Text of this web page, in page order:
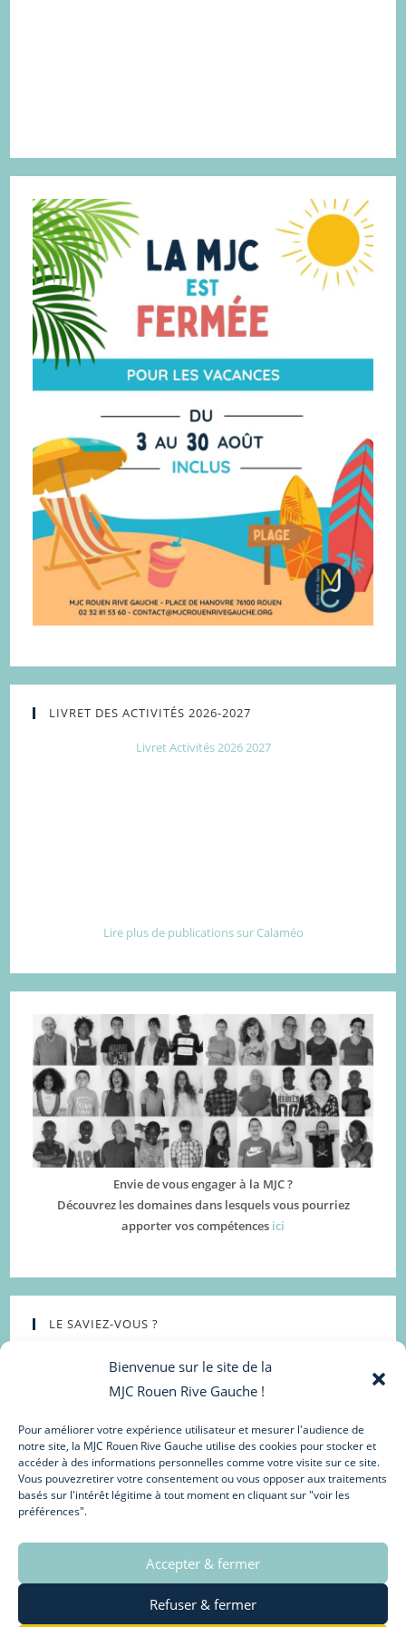
Bienvenue sur le site de la
MJC Rouen Rive Gauche !
Pour améliorer votre expérience utilisateur et mesurer l'audience de
notre site, la MJC Rouen Rive Gauche utilise des cookies pour stocker et
accéder à des informations personnelles comme votre visite sur ce site.
Vous pouvezretirer votre consentement ou vous opposer aux traitements
basés sur l'intérêt légitime à tout moment en cliquant sur "voir les
préférences".
Accepter & fermer
Refuser & fermer
LIVRET DES ACTIVITÉS 2026-2027
Livret Activités 2026 2027
Lire plus de publications sur Calaméo
Envie de vous engager à la MJC ?
Découvrez les domaines dans lesquels vous pourriez
apporter vos compétences ici
LE SAVIEZ-VOUS ?
La salle de spectacle accueille des résidences et des
actualités sur les pages
Facebook